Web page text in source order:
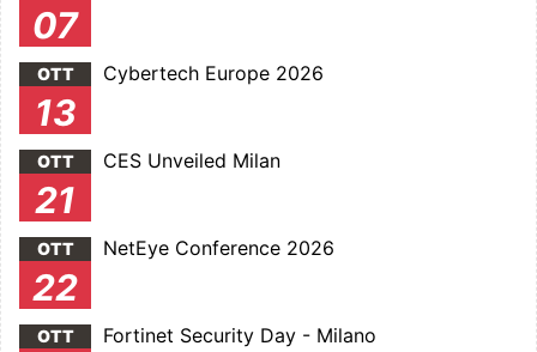
07
OTT
13
Cybertech Europe 2026
OTT
21
CES Unveiled Milan
OTT
22
NetEye Conference 2026
OTT Fortinet Security Day - Milano